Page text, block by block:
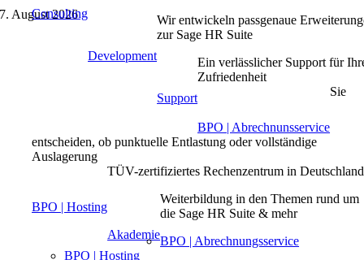
Consulting
Development
Wir entwickeln passgenaue
zur Sage HR Suite
Support
Ein verlässlicher Support für
Zufriedenheit
BPO | Abrechnunsservice
Sie
entscheiden, ob punktuelle Entlastung oder vollständige
Auslagerung
BPO | Hosting
TÜV-zertifiziertes Rechenzentrum in Deutschland
Akademie
Weiterbildung in den Themen rund um
die Sage HR Suite & mehr
BPO | Abrechnungsservice
BPO | Hosting
7. August 2026